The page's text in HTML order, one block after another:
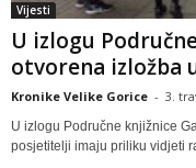
Vijesti
U izlogu
otvorena izložba
Kronike Velike Gorice - 3.
U izlogu Područne knjižnice
posjetitelji imaju priliku vidjeti